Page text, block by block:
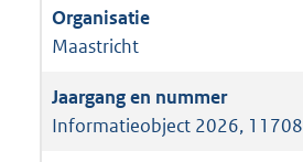
Maastricht
Informatieobject 2026, 11708